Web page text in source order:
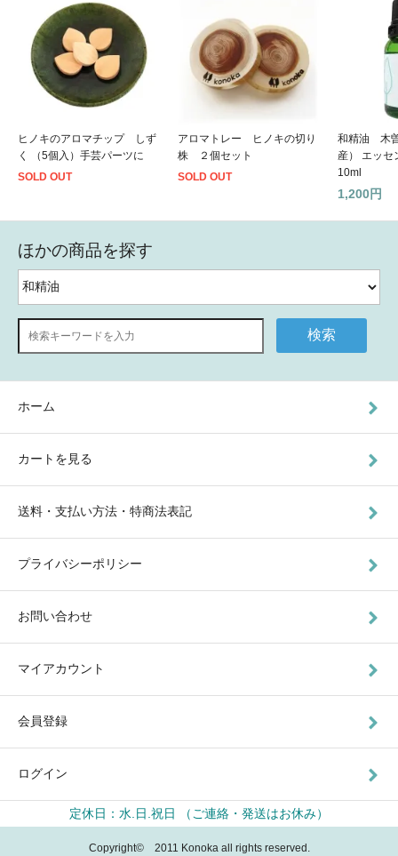
ヒノキのアロマチップ しず
く （5個入）手芸パーツに
SOLD OUT
アロマトレー ヒノキの切り
株 ２個セット
SOLD OUT
和精油 木
産） エッ
10ml
1,200円
ほかの商品を探す
検索
ホーム
カートを見る
送料・支払い方法・特商法表記
プライバシーポリシー
お問い合わせ
マイアカウント
会員登録
ログイン
定休日：水.日.祝日 （ご連絡・発送はお休み）
Copyright© 2011 Konoka all rights reserved.